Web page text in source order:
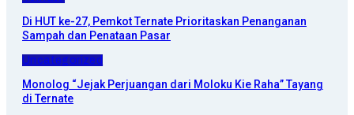
Di HUT ke-27, Pemkot Ternate Prioritaskan Penanganan
Sampah dan Penataan Pasar
Uncategorized
Monolog “Jejak Perjuangan dari Moloku Kie Raha” Tayang
di Ternate